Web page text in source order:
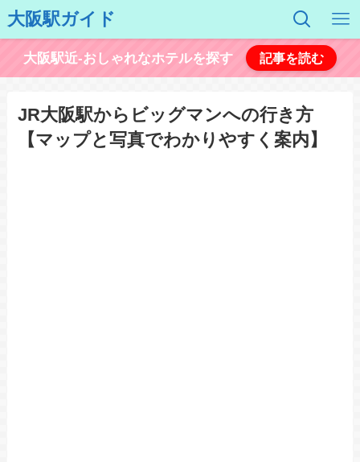
大阪駅ガイド
大阪駅近-おしゃれなホテルを探す 記事を読む
JR大阪駅からビッグマンへの行き方
【マップと写真でわかりやすく案内】